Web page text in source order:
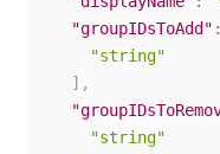
"groupIDsToAdd" :
"string"
] ,
"string"